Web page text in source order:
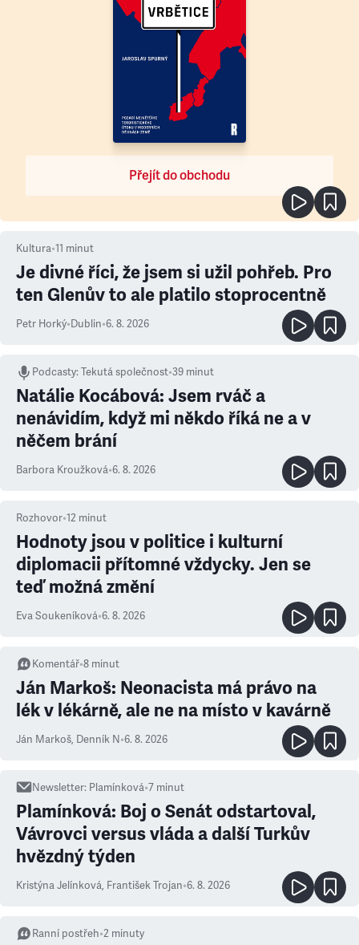
Přejít do obchodu
Kultura•11 minut
Je divné říci, že jsem si užil pohřeb. Pro
ten Glenův to ale platilo stoprocentně
Petr Horký•Dublin•6. 8. 2026
Podcasty:Tekutá společnost•39 minut
Natálie Kocábová: Jsem rváč a
nenávidím, když mi někdo říká ne a v
něčem brání
Barbora Kroužková•6. 8. 2026
Rozhovor•12 minut
Hodnoty jsou v politice i kulturní
diplomacii přítomné vždycky. Jen se
teď možná změní
Eva Soukeníková•6. 8. 2026
Komentář•8 minut
Ján Markoš: Neonacista má právo na
lék v lékárně, ale ne na místo v kavárně
Ján Markoš, Denník N•6. 8. 2026
Newsletter: Plamínková•7 minut
Plamínková: Boj o Senát odstartoval,
Vávrovci versus vláda a další Turkův
hvězdný týden
Kristýna Jelínková, František Trojan•6. 8. 2026
Ranní postřeh•2 minuty